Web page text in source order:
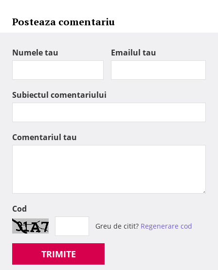
Posteaza comentariu
Numele tau Emailul tau
Subiectul comentariului
Comentariul tau
Cod
Greu de citit? Regenerare cod
TRIMITE